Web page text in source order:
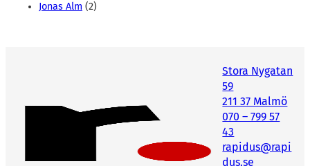
Jonas Alm (2)
Stora Nygatan
59
211 37 Malmö
070 – 799 57
43
rapidus@rapi
dus.se